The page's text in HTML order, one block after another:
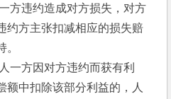
方违约造成对方损失，对方
约方主张扣减相应的损失赔
一方因对方违约而获有利
额中扣除该部分利益的，人